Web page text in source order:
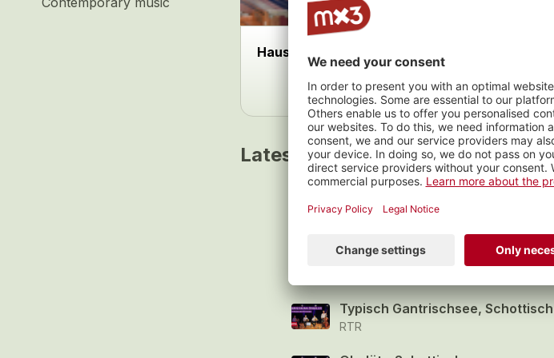
Hausi Straub Fan Club
Latest tracks
Brigitte Schottisch
Landifäscht
Typisch Gantrischsee, Schottisch
RTR